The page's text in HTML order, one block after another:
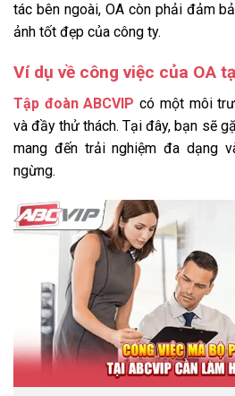
tác bên ngoài, OA còn phải đảm
ảnh tốt đẹp của công ty.
Ví dụ về công việc của OA
Tập đoàn ABCVIP có một môi
và đầy thử thách. Tại đây, bạn sẽ
mang đến trải nghiệm đa dạng
ngừng.